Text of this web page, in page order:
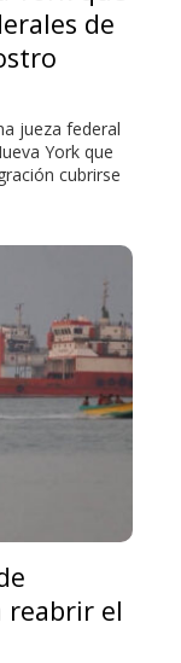
de
jueza federal
York que
cubrirse
reabrir el